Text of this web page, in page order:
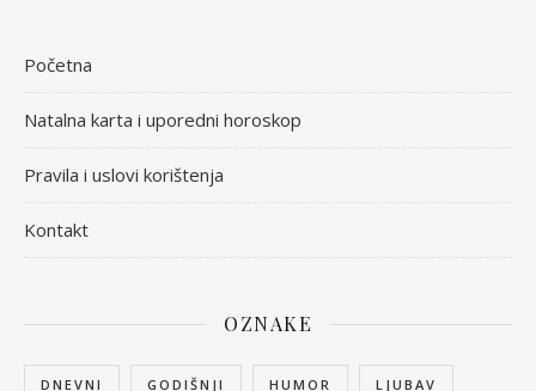
Početna
Natalna karta i uporedni horoskop
Pravila i uslovi korištenja
Kontakt
OZNAKE
DNEVNI GODIŠNJI HUMOR LJUBAV